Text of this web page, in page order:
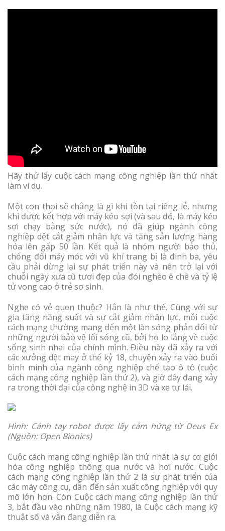
Hãy thử lấy cuộc cách mạng công nghiệp lần thứ nhất
làm ví dụ.
Một con thoi sẽ chẳng là gì khi tồn tại riêng lẻ, nhưng
khi được kết hợp với máy kéo sợi (và sau đó, là máy kéo
sợi chạy bằng sức nước), nó đã giúp ngành công
nghiệp dệt cắt giảm nhân lực và tăng sản lượng hàng
hóa lên gấp 50 lần. Kết quả là nhóm người bảo thủ,
chống đối máy móc với vũ khí trang bị là đinh ba, yêu
cầu phải dừng lại sự phát triển này và nên trở lại với
chuỗi ngày xưa cũ tươi đẹp của đói nghèo ê chề và tỷ lệ
tử vong cao ở trẻ sơ sinh.
Nghe có vẻ quen thuộc? Hẳn là như thế. Cùng với sự
gia tăng năng suất và sự cắt giảm nhân lực, mỗi cuộc
cách mạng thường mang đến một làn sóng phản đối từ
những người bảo vệ lối sống cũ, bởi họ lo lắng về cuộc
sống sinh nhai của chính mình. Điều này đã xảy ra với
các xưởng dệt may ở thế kỷ 18, chuyện xảy ra vào buổi
bình minh của ngành công nghiệp chế tạo ô tô (cuộc
cách mạng công nghiệp lần thứ 2), và giờ đây đang xảy
ra trong thời đại của công nghệ in 3D và xe tự lái.
Hình: Cánh tay robot được lấy cảm hứng từ Deus Ex
(Nguồn: Open Bionics)
Cuộc cách mạng công nghiệp lần thứ nhất là sự cơ giới
hóa công nghiệp thông qua nước và hơi nước. Cuộc
cách mạng công nghiệp lần thứ 2 là sự phát triển của
các máy công cụ, dẫn đến sản xuất công nghiệp với quy
mô lớn hơn. Còn Cuộc cách mạng công nghiệp lần thứ
3, bắt đầu vào những năm 1980, là Cuộc cách mạng kỹ
thuật số và vẫn đang diễn ra.